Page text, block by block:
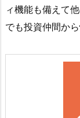
ィ機能も備えて
でも投資仲間か